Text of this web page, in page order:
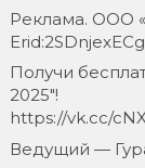
Реклама. ООО
Получи
2025"!
https://vk.cc/
Ведущий —